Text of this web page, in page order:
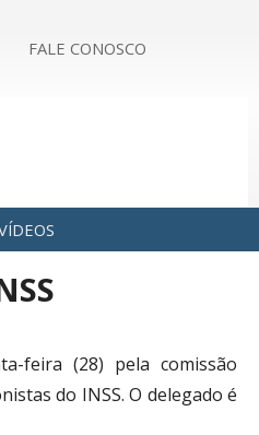
FALE CONOSCO
feira (28) pela comissão
do INSS. O delegado é